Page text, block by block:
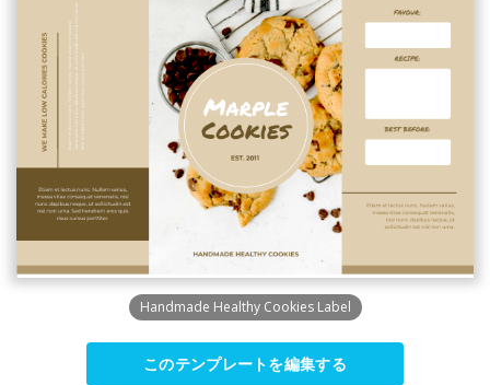
Handmade Healthy Cookies Label
このテンプレートを編集する